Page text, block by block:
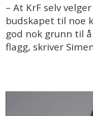
– At KrF selv
budskapet til noe
god nok grunn til
flagg, skriver